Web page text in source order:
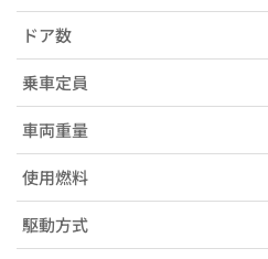
ドア数
乗車定員
車両重量
使用燃料
駆動方式